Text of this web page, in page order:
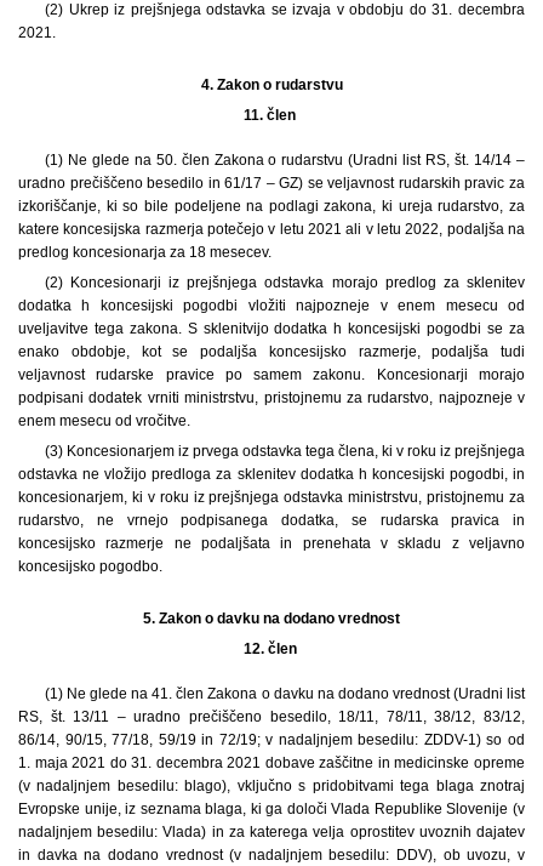
(2) Ukrep iz prejšnjega odstavka se izvaja v obdobju do 31. decembra
2021.
4. Zakon o rudarstvu
11. člen
(1) Ne glede na 50. člen Zakona o rudarstvu (Uradni list RS, št. 14/14 –
uradno prečiščeno besedilo in 61/17 – GZ) se veljavnost rudarskih pravic za
izkoriščanje, ki so bile podeljene na podlagi zakona, ki ureja rudarstvo, za
katere koncesijska razmerja potečejo v letu 2021 ali v letu 2022, podaljša na
predlog koncesionarja za 18 mesecev.
(2) Koncesionarji iz prejšnjega odstavka morajo predlog za sklenitev
dodatka h koncesijski pogodbi vložiti najpozneje v enem mesecu od
uveljavitve tega zakona. S sklenitvijo dodatka h koncesijski pogodbi se za
enako obdobje, kot se podaljša koncesijsko razmerje, podaljša tudi
veljavnost rudarske pravice po samem zakonu. Koncesionarji morajo
podpisani dodatek vrniti ministrstvu, pristojnemu za rudarstvo, najpozneje v
enem mesecu od vročitve.
(3) Koncesionarjem iz prvega odstavka tega člena, ki v roku iz prejšnjega
odstavka ne vložijo predloga za sklenitev dodatka h koncesijski pogodbi, in
koncesionarjem, ki v roku iz prejšnjega odstavka ministrstvu, pristojnemu za
rudarstvo, ne vrnejo podpisanega dodatka, se rudarska pravica in
koncesijsko razmerje ne podaljšata in prenehata v skladu z veljavno
koncesijsko pogodbo.
5. Zakon o davku na dodano vrednost
12. člen
(1) Ne glede na 41. člen Zakona o davku na dodano vrednost (Uradni list
RS, št. 13/11 – uradno prečiščeno besedilo, 18/11, 78/11, 38/12, 83/12,
86/14, 90/15, 77/18, 59/19 in 72/19; v nadaljnjem besedilu: ZDDV-1) so od
1. maja 2021 do 31. decembra 2021 dobave zaščitne in medicinske opreme
(v nadaljnjem besedilu: blago), vključno s pridobitvami tega blaga znotraj
Evropske unije, iz seznama blaga, ki ga določi Vlada Republike Slovenije (v
nadaljnjem besedilu: Vlada) in za katerega velja oprostitev uvoznih dajatev
in davka na dodano vrednost (v nadaljnjem besedilu: DDV), ob uvozu, v